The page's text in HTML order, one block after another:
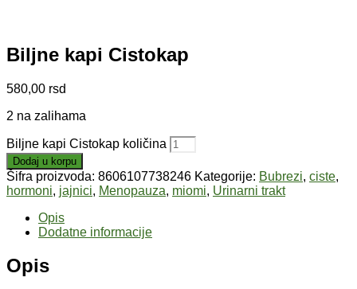
Biljne kapi Cistokap
580,00 rsd
2 na zalihama
Biljne kapi Cistokap količina
Dodaj u korpu
Šifra proizvoda: 8606107738246 Kategorije: Bubrezi, ciste,
hormoni, jajnici, Menopauza, miomi, Urinarni trakt
Opis
Dodatne informacije
Opis